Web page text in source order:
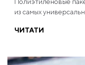
из самых
ЧИТАТИ